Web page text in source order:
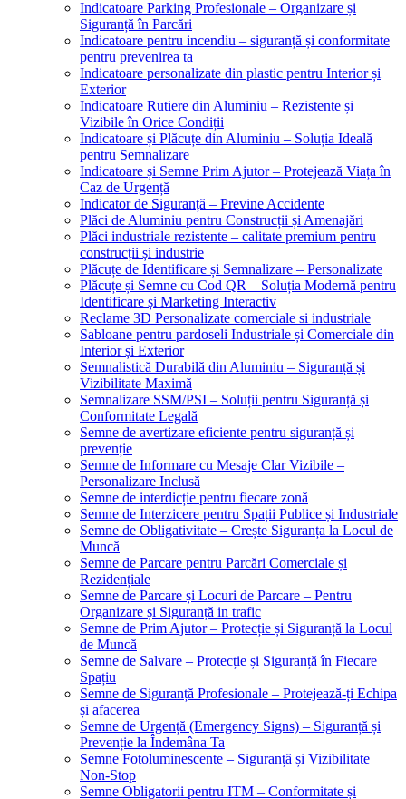
Indicatoare Parking Profesionale – Organizare și
Siguranță în Parcări
Indicatoare pentru incendiu – siguranță și conformitate
pentru prevenirea ta
Indicatoare personalizate din plastic pentru Interior și
Exterior
Indicatoare Rutiere din Aluminiu – Rezistente și
Vizibile în Orice Condiții
Indicatoare și Plăcuțe din Aluminiu – Soluția Ideală
pentru Semnalizare
Indicatoare și Semne Prim Ajutor – Protejează Viața în
Caz de Urgență
Indicator de Siguranță – Previne Accidente
Plăci de Aluminiu pentru Construcții și Amenajări
Plăci industriale rezistente – calitate premium pentru
construcții și industrie
Plăcuțe de Identificare și Semnalizare – Personalizate
Plăcuțe și Semne cu Cod QR – Soluția Modernă pentru
Identificare și Marketing Interactiv
Reclame 3D Personalizate comerciale si industriale
Sabloane pentru pardoseli Industriale și Comerciale din
Interior și Exterior
Semnalistică Durabilă din Aluminiu – Siguranță și
Vizibilitate Maximă
Semnalizare SSM/PSI – Soluții pentru Siguranță și
Conformitate Legală
Semne de avertizare eficiente pentru siguranță și
prevenție
Semne de Informare cu Mesaje Clar Vizibile –
Personalizare Inclusă
Semne de interdicție pentru fiecare zonă
Semne de Interzicere pentru Spații Publice și Industriale
Semne de Obligativitate – Crește Siguranța la Locul de
Muncă
Semne de Parcare pentru Parcări Comerciale și
Rezidențiale
Semne de Parcare și Locuri de Parcare – Pentru
Organizare și Siguranță in trafic
Semne de Prim Ajutor – Protecție și Siguranță la Locul
de Muncă
Semne de Salvare – Protecție și Siguranță în Fiecare
Spațiu
Semne de Siguranță Profesionale – Protejează-ți Echipa
și afacerea
Semne de Urgență (Emergency Signs) – Siguranță și
Prevenție la Îndemâna Ta
Semne Fotoluminescente – Siguranță și Vizibilitate
Non-Stop
Semne Obligatorii pentru ITM – Conformitate și